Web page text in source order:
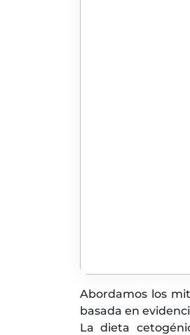
Abordamos los
basada en
La dieta